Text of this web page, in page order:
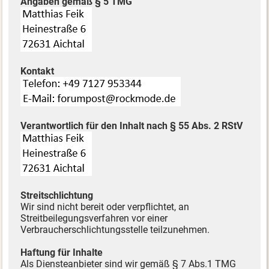
Kontakt
Verantwortlich für den Inhalt nach § 55 Abs. 2 RStV
Streitschlichtung
Wir sind nicht bereit oder verpflichtet, an
Streitbeilegungsverfahren vor einer
Verbraucherschlichtungsstelle teilzunehmen.
Haftung für Inhalte
Als Diensteanbieter sind wir gemäß § 7 Abs.1 TMG